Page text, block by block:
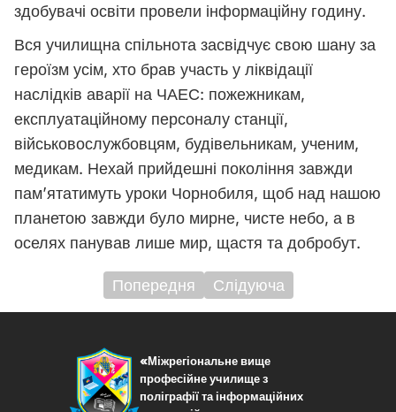
здобувачі освіти провели інформаційну годину.
Вся училищна спільнота засвідчує свою шану за
героїзм усім, хто брав участь у ліквідації
наслідків аварії на ЧАЕС: пожежникам,
експлуатаційному персоналу станції,
військовослужбовцям, будівельникам, ученим,
медикам. Нехай прийдешні покоління завжди
пам’ятатимуть уроки Чорнобиля, щоб над нашою
планетою завжди було мирне, чисте небо, а в
оселях панував лише мир, щастя та добробут.
Навігація
записів
Попередня Слідуюча
«Міжрегіональне вище
професійне училище з
поліграфії та інформаційних